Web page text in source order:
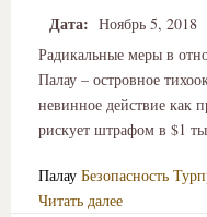
Дата: Ноябрь 5, 2018
Радикальные меры в
Палау – островное
невинное действие как
рискует штрафом в $1
Палау Безопасность
Читать далее